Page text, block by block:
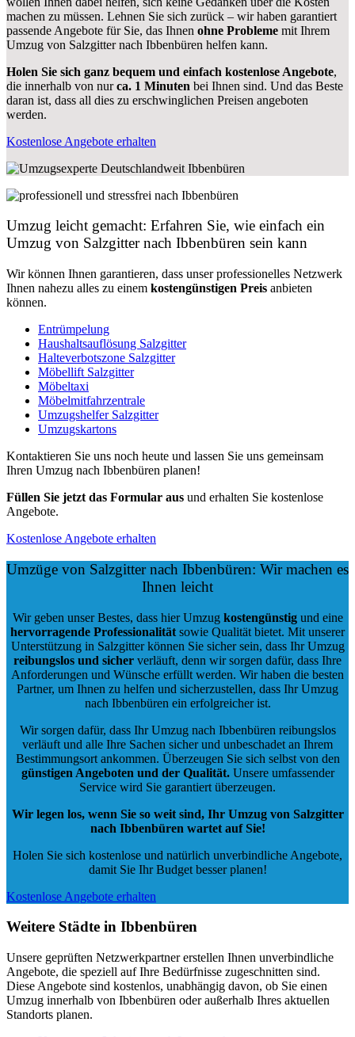
machen zu müssen. Lehnen Sie sich zurück – wir haben garantiert
passende Angebote für Sie, das Ihnen ohne Probleme mit Ihrem
Umzug von Salzgitter nach Ibbenbüren helfen kann.
Holen Sie sich ganz bequem und einfach kostenlose Angebote,
die innerhalb von nurca. 1 Minuten bei Ihnen sind. Und das Beste
daran ist, dass all dies zu erschwinglichen Preisen angeboten
werden.
Kostenlose Angebote erhalten
Umzug leicht gemacht: Erfahren Sie, wie einfach ein
Umzug von Salzgitter nach Ibbenbüren sein kann
Wir können Ihnen garantieren, dass unser professionelles Netzwerk
Ihnen nahezu alles zu einem kostengünstigen Preis anbieten
können.
Entrümpelung
Haushaltsauflösung Salzgitter
Halteverbotszone Salzgitter
Möbellift Salzgitter
Möbeltaxi
Möbelmitfahrzentrale
Umzugshelfer Salzgitter
Umzugskartons
Kontaktieren Sie uns noch heute und lassen Sie uns gemeinsam
Ihren Umzug nach Ibbenbüren planen!
Füllen Sie jetzt das Formular aus und erhalten Sie kostenlose
Angebote.
Kostenlose Angebote erhalten
Umzüge von Salzgitter nach Ibbenbüren: Wir machen es
Ihnen leicht
Wir geben unser Bestes, dass hier Umzug kostengünstigund eine
hervorragende Professionalität sowie Qualität bietet. Mit unserer
Unterstützung in Salzgitter können Sie sicher sein, dass Ihr Umzug
reibungslos und sicher verläuft, denn wir sorgen dafür, dass Ihre
Anforderungen und Wünsche erfüllt werden. Wir haben die besten
Partner, um Ihnen zu helfen und sicherzustellen, dass Ihr Umzug
nach Ibbenbüren ein erfolgreicher ist.
Wir sorgen dafür, dass Ihr Umzug nach Ibbenbüren reibungslos
verläuft und alle Ihre Sachen sicher und unbeschadet an Ihrem
Bestimmungsort ankommen. Überzeugen Sie sich selbst von den
günstigen Angeboten und der Qualität.Unsere umfassender
Service wird Sie garantiert überzeugen.
Wir legen los, wenn Sie so weit sind, Ihr Umzug von Salzgitter
nach Ibbenbüren wartet auf Sie!
Holen Sie sich kostenlose und natürlich unverbindliche Angebote,
damit Sie Ihr Budget besser planen!
Kostenlose Angebote erhalten
Weitere Städte in Ibbenbüren
Unsere geprüften Netzwerkpartner erstellen Ihnen unverbindliche
Angebote, die speziell auf Ihre Bedürfnisse zugeschnitten sind.
Diese Angebote sind kostenlos, unabhängig davon, ob Sie einen
Umzug innerhalb von Ibbenbüren oder außerhalb Ihres aktuellen
Standorts planen.